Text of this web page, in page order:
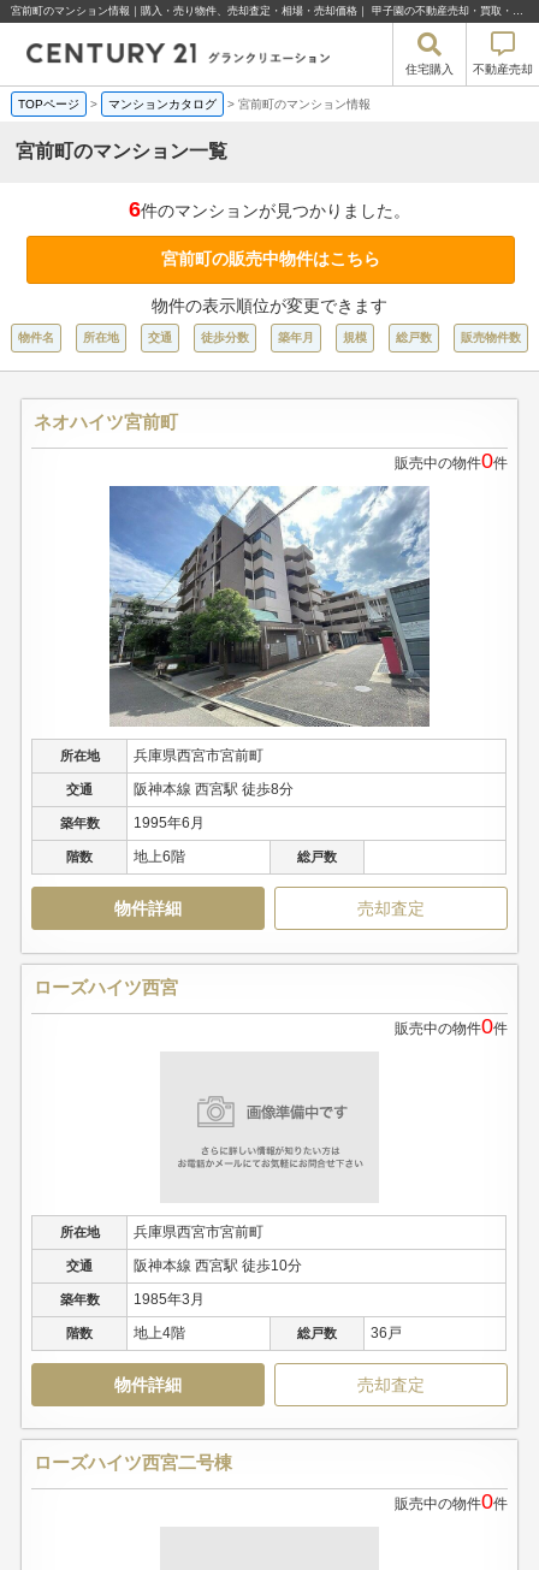
宮前町のマンション情報｜購入・売り物件、売却査定・相場・売却価格｜ 甲子園の不動産売却・買取・住宅購入はセンチュリー21グランクリエーション
住宅購入 不動産売却
TOPページ > マンションカタログ > 宮前町のマンション情報
宮前町のマンション一覧
6件のマンションが見つかりました。
宮前町の販売中物件はこちら
物件の表示順位が変更できます
物件名 所在地 交通 徒歩分数 築年月 規模 総戸数 販売物件数
ネオハイツ宮前町
販売中の物件0件
所在地 兵庫県西宮市宮前町
交通 阪神本線 西宮駅 徒歩8分
築年数 1995年6月
階数 地上6階 総戸数
物件詳細 売却査定
ローズハイツ西宮
販売中の物件0件
所在地 兵庫県西宮市宮前町
交通 阪神本線 西宮駅 徒歩10分
築年数 1985年3月
階数 地上4階 総戸数 36戸
物件詳細 売却査定
ローズハイツ西宮二号棟
販売中の物件0件